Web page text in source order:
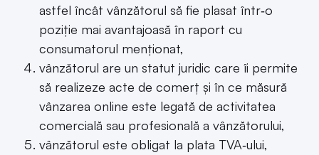
astfel încât vânzătorul să fie plasat într‑o
poziție mai avantajoasă în raport cu
consumatorul menționat,
vânzătorul are un statut juridic care îi permite
să realizeze acte de comerț și în ce măsură
vânzarea online este legată de activitatea
comercială sau profesională a vânzătorului,
vânzătorul este obligat la plata TVA‑ului,